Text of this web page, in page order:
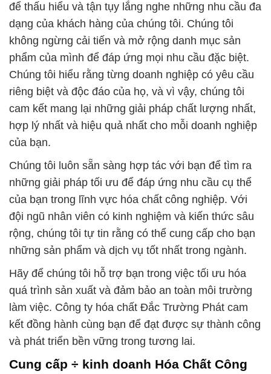
để thấu hiểu và tận tụy lắng nghe những nhu cầu đa
dạng của khách hàng của chúng tôi. Chúng tôi
không ngừng cải tiến và mở rộng danh mục sản
phẩm của mình để đáp ứng mọi nhu cầu đặc biệt.
Chúng tôi hiểu rằng từng doanh nghiệp có yêu cầu
riêng biệt và độc đáo của họ, và vì vậy, chúng tôi
cam kết mang lại những giải pháp chất lượng nhất,
hợp lý nhất và hiệu quả nhất cho mỗi doanh nghiệp
của bạn.
Chúng tôi luôn sẵn sàng hợp tác với bạn để tìm ra
những giải pháp tối ưu để đáp ứng nhu cầu cụ thể
của bạn trong lĩnh vực hóa chất công nghiệp. Với
đội ngũ nhân viên có kinh nghiệm và kiến thức sâu
rộng, chúng tôi tự tin rằng có thể cung cấp cho bạn
những sản phẩm và dịch vụ tốt nhất trong ngành.
Hãy để chúng tôi hỗ trợ bạn trong việc tối ưu hóa
quá trình sản xuất và đảm bảo an toàn môi trường
làm việc. Công ty hóa chất Đắc Trường Phát cam
kết đồng hành cùng bạn để đạt được sự thành công
và phát triển bền vững trong tương lai.
Cung cấp ÷ kinh doanh Hóa Chất Công